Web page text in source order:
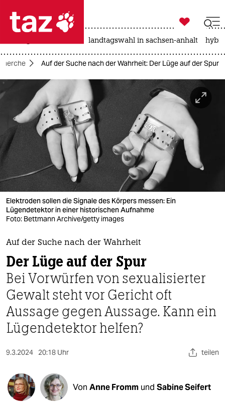
 taz zahl ich
taz zahl ich
themen
politik
öko
gesellschaft
kultur
sport
nord
wahrheit
verlag
verlag
veranstaltungen
shop
fragen & hilfe
unterstützen

taz zahl ich
landtagswahl in sachsen-anhalt
Auf der Suche nach der Wahrheit: Der Lüge auf der Spur
Elektroden sollen die Signale des Körpers messen: Ein
Lügendetektor in einer historischen Aufnahme
Foto: Bettmann Archive/getty images
Auf der Suche nach der Wahrheit
Der Lüge auf der Spur
Bei Vorwürfen von sexualisierter
Gewalt steht vor Gericht oft
Aussage gegen Aussage. Kann ein
Lügendetektor helfen?
9.3.2024 20:18 Uhr teilen
Von Anne Fromm und Sabine Seifert